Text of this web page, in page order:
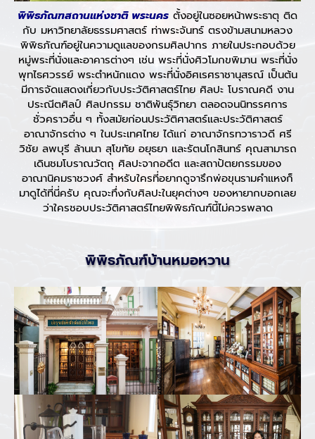
พิพิธภัณฑสถานแห่งชาติ พระนคร ตั้งอยู่ในซอยหน้าพระธาตุ ติด
กับ มหาวิทยาลัยธรรมศาสตร์ ท่าพระจันทร์ ตรงข้ามสนามหลวง
พิพิธภัณฑ์อยู่ในความดูแลของกรมศิลปากร ภายในประกอบด้วย
หมู่พระที่นั่งและอาคารต่างๆ เช่น พระที่นั่งศิวโมกขพิมาน พระที่นั่ง
พุทไธศวรรย์ พระตำหนักแดง พระที่นั่งอิศเรศราชานุสรณ์ เป็นต้น
มีการจัดแสดงเกี่ยวกับประวัติศาสตร์ไทย ศิลปะ โบราณคดี งาน
ประณีตศิลป์ ศิลปกรรม ชาติพันธุ์วิทยา ตลอดจนนิทรรศการ
ชั่วคราวอื่น ๆ ทั้งสมัยก่อนประวัติศาสตร์และประวัติศาสตร์
อาณาจักรต่าง ๆ ในประเทศไทย ได้แก่ อาณาจักรทวาราวดี ศรี
วิชัย ลพบุรี ล้านนา สุโขทัย อยุธยา และรัตนโกสินทร์ คุณสามารถ
เดินชมโบราณวัตถุ ศิลปะจากอดีต และสถาปัตยกรรมของ
อาณานิคมราชวงศ์ สำหรับใครที่อยากดูจารึกพ่อขุนรามคำแหงก็
มาดูได้ที่นี่ครับ คุณจะทึ่งกับศิลปะในยุคต่างๆ ของหายากบอกเลย
ว่าใครชอบประวัติศาสตร์ไทยพิพิธภัณฑ์นี้ไม่ควรพลาด
พิพิธภัณฑ์บ้านหมอหวาน